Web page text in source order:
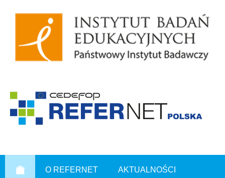
O REFERNET AKTUALNOŚCI